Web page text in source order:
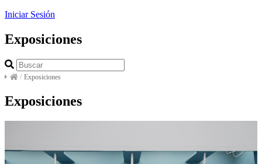
Iniciar Sesión
Exposiciones
/ Exposiciones
Exposiciones